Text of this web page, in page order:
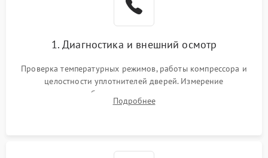
работе
2000 ₽ Подробнее →
1000 ₽
1800 ₽
1. Диагностика и внешний осмотр
Проверка температурных режимов, работы компрессора и
целостности уплотнителей дверей. Измерение
сопротивления обмоток мотора, проверка термостата и
считывание кодов ошибок с электронного дисплея.
Подробнее